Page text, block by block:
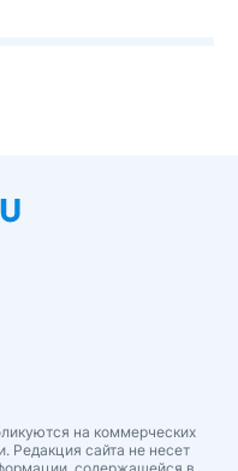
на коммерческих
Редакция сайта не несет